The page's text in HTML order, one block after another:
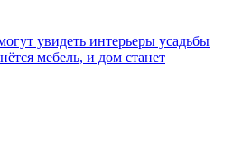
увидеть интерьеры усадьбы
мебель, и дом станет